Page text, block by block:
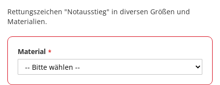
Rettungszeichen "Notausstieg" in diversen Größen und
Materialien.
Material